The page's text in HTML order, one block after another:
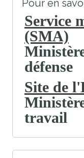
Pour en
Service
(SMA)
défense
Site de
travail